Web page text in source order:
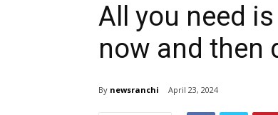
All you need
now and then
By newsranchi April 23, 2024